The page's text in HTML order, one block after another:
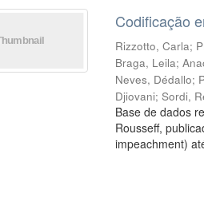
Codificação
Rizzotto, Carla;
Braga, Leila;
Neves, Dédallo;
Djiovani;Sordi,
Base de dados
Rousseff,
impeachment)